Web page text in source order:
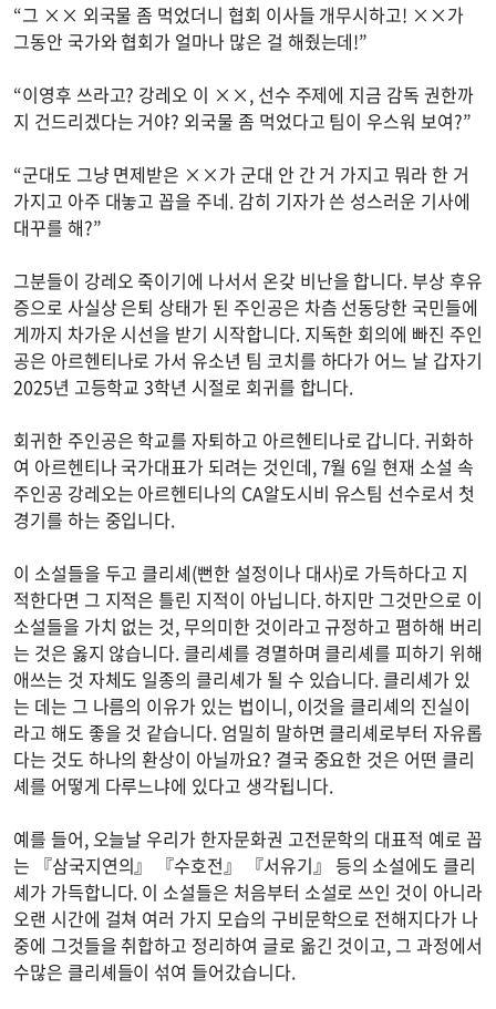
“그 ×× 외국물 좀 먹었더니 협회 이사들 개무시하고! ××가
그동안 국가와 협회가 얼마나 많은 걸 해줬는데!”
“이영후 쓰라고? 강레오 이 ××, 선수 주제에 지금 감독 권한까
지 건드리겠다는 거야? 외국물 좀 먹었다고 팀이 우스워 보여?”
“군대도 그냥 면제받은 ××가 군대 안 간 거 가지고 뭐라 한 거
가지고 아주 대놓고 꼽을 주네. 감히 기자가 쓴 성스러운 기사에
대꾸를 해?”
그분들이 강레오 죽이기에 나서서 온갖 비난을 합니다. 부상 후유
증으로 사실상 은퇴 상태가 된 주인공은 차츰 선동당한 국민들에
게까지 차가운 시선을 받기 시작합니다. 지독한 회의에 빠진 주인
공은 아르헨티나로 가서 유소년 팀 코치를 하다가 어느 날 갑자기
2025년 고등학교 3학년 시절로 회귀를 합니다.
회귀한 주인공은 학교를 자퇴하고 아르헨티나로 갑니다. 귀화하
여 아르헨티나 국가대표가 되려는 것인데, 7월 6일 현재 소설 속
주인공 강레오는 아르헨티나의 CA알도시비 유스팀 선수로서 첫
경기를 하는 중입니다.
이 소설들을 두고 클리셰(뻔한 설정이나 대사)로 가득하다고 지
적한다면 그 지적은 틀린 지적이 아닙니다. 하지만 그것만으로 이
소설들을 가치 없는 것, 무의미한 것이라고 규정하고 폄하해 버리
는 것은 옳지 않습니다. 클리셰를 경멸하며 클리셰를 피하기 위해
애쓰는 것 자체도 일종의 클리셰가 될 수 있습니다. 클리셰가 있
는 데는 그 나름의 이유가 있는 법이니, 이것을 클리셰의 진실이
라고 해도 좋을 것 같습니다. 엄밀히 말하면 클리셰로부터 자유롭
다는 것도 하나의 환상이 아닐까요? 결국 중요한 것은 어떤 클리
셰를 어떻게 다루느냐에 있다고 생각됩니다.
예를 들어, 오늘날 우리가 한자문화권 고전문학의 대표적 예로 꼽
는 『삼국지연의』 『수호전』 『서유기』 등의 소설에도 클리
셰가 가득합니다. 이 소설들은 처음부터 소설로 쓰인 것이 아니라
오랜 시간에 걸쳐 여러 가지 모습의 구비문학으로 전해지다가 나
중에 그것들을 취합하고 정리하여 글로 옮긴 것이고, 그 과정에서
수많은 클리셰들이 섞여 들어갔습니다.